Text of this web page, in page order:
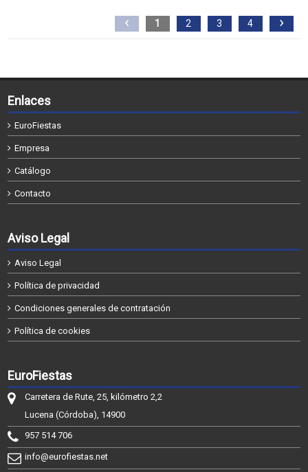
‹ 1 2 3 4 ›
Enlaces
EuroFiestas
Empresa
Catálogo
Contacto
Aviso Legal
Aviso Legal
Política de privacidad
Condiciones generales de contratación
Política de cookies
EuroFiestas
Carretera de Rute, 25, kilómetro 2,2
Lucena (Córdoba), 14900
957 514 706
info@eurofiestas.net